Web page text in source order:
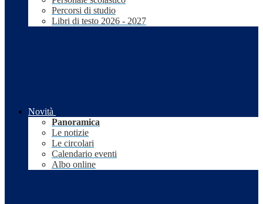
Percorsi di studio
Libri di testo 2026 - 2027
Novità
Panoramica
Le notizie
Le circolari
Calendario eventi
Albo online